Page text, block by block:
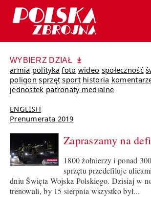
WYBIERZ DZIAŁ
armia polityka foto wideo społeczność
poligon sprzęt sport historia
jednostek patronaty medialne
ENGLISH
Prenumerata 2019
Zapraszamy na
1800 żołnierzy i ponad
sprzętu przedefiluje
dniu Święta Wojska Polskiego. Dzisiaj w
trenowali, by 15 sierpnia wszystko był...